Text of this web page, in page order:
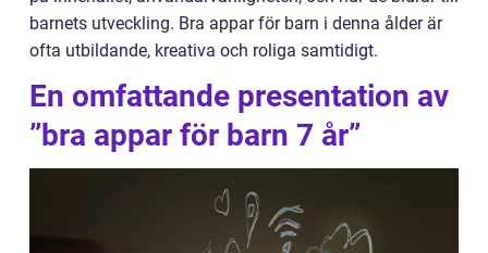
barnets utveckling. Bra appar för barn i denna ålder är
ofta utbildande, kreativa och roliga samtidigt.
En omfattande presentation av
”bra appar för barn 7 år”